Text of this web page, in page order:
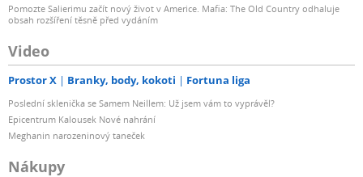
Pomozte Salierimu začít nový život v Americe. Mafia: The Old Country odhaluje
obsah rozšíření těsně před vydáním
Video
Prostor X Branky, body, kokoti Fortuna liga
Poslední sklenička se Samem Neillem: Už jsem vám to vyprávěl?
Epicentrum Kalousek Nové nahrání
Meghanin narozeninový taneček
Nákupy